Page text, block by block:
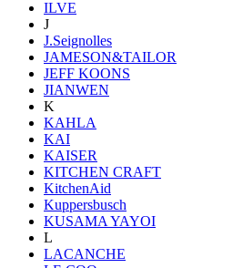
ILVE
J
J.Seignolles
JAMESON&TAILOR
JEFF KOONS
JIANWEN
K
KAHLA
KAI
KAISER
KITCHEN CRAFT
KitchenAid
Kuppersbusch
KUSAMA YAYOI
L
LACANCHE